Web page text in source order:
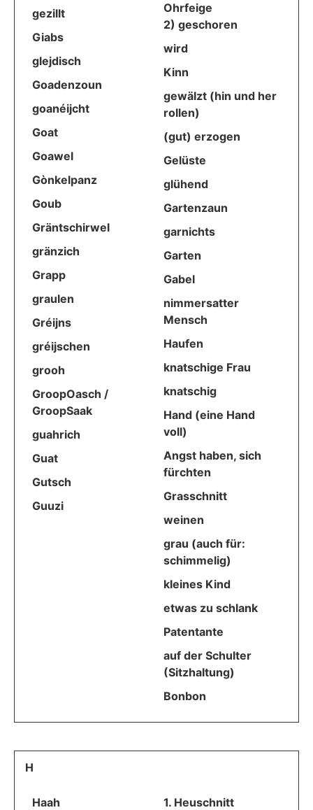
gezillt
Giabs
glejdisch
Goadenzoun
goanéijcht
Goat
Goawel
Gònkelpanz
Goub
Gräntschirwel
gränzich
Grapp
graulen
Gréijns
gréijschen
grooh
GroopOasch /
GroopSaak
guahrich
Guat
Gutsch
Guuzi
Ohrfeige
2) geschoren
wird
Kinn
gewälzt (hin und her
rollen)
(gut) erzogen
Gelüste
glühend
Gartenzaun
garnichts
Garten
Gabel
nimmersatter
Mensch
Haufen
knatschige Frau
knatschig
Hand (eine Hand
voll)
Angst haben, sich
fürchten
Grasschnitt
weinen
grau (auch für:
schimmelig)
kleines Kind
etwas zu schlank
Patentante
auf der Schulter
(Sitzhaltung)
Bonbon
H
Haah
1. Heuschnitt